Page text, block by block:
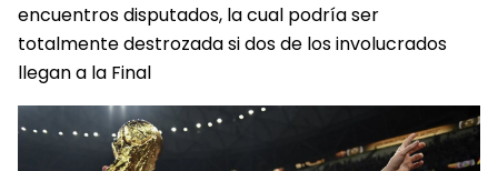
encuentros disputados, la cual podría ser
totalmente destrozada si dos de los involucrados
llegan a la Final